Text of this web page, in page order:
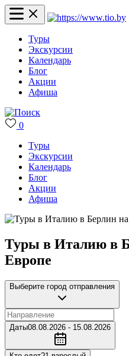
Туры
Экскурсии
Календарь
Блог
Акции
Афиша
0
Туры
Экскурсии
Календарь
Блог
Акции
Афиша
Туры в Италию в
Европе
Выберите город отправления
Даты08.08.2026 - 15.08.2026